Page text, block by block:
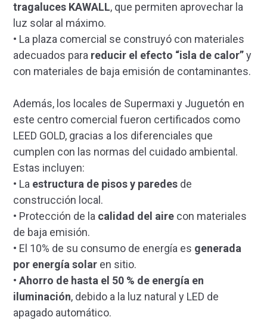
tragaluces KAWALL, que permiten aprovechar la
luz solar al máximo.
• La plaza comercial se construyó con materiales
adecuados para reducir el efecto “isla de calor”y
con materiales de baja emisión de contaminantes.
Además, los locales de Supermaxi y Juguetón en
este centro comercial fueron certificados como
LEED GOLD, gracias a los diferenciales que
cumplen con las normas del cuidado ambiental.
Estas incluyen:
• La estructura de pisos y paredes de
construcción local.
• Protección de la calidad del aire con materiales
de baja emisión.
• El 10% de su consumo de energía es generada
por energía solar en sitio.
• Ahorro de hasta el 50 % de energía en
iluminación, debido a la luz natural y LED de
apagado automático.